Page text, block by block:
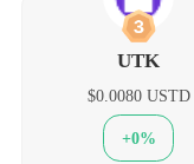
3
UTK
$0.0080 USTD
+0%